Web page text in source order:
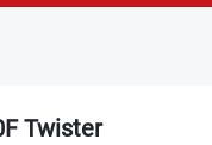
Twister